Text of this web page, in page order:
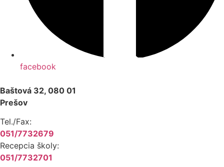
facebook
Baštová 32, 080 01
Prešov
Tel./Fax:
051/7732679
Recepcia školy:
051/7732701